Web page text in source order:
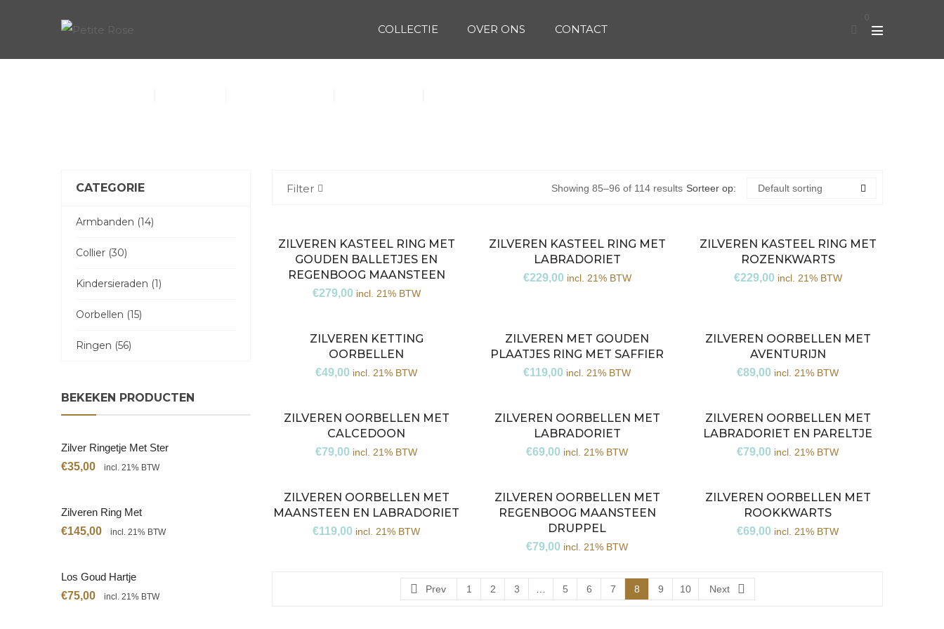
COLLECTIE OVER ONS CONTACT
0
CATEGORIE
Armbanden (14)
Collier (30)
Kindersieraden (1)
Oorbellen (15)
Ringen (56)
BEKEKEN PRODUCTEN
Zilver Ringetje Met Ster
€35,00 incl. 21% BTW
Zilveren Ring Met
Citrien
€145,00 incl. 21% BTW
Los Goud Hartje
€75,00 incl. 21% BTW
Showing 85–96 of 114 results
Filter Sorteer op: Default sorting
ZILVEREN KASTEEL RING MET
GOUDEN BALLETJES EN
REGENBOOG MAANSTEEN
€279,00 incl. 21% BTW
ZILVEREN KASTEEL RING MET
LABRADORIET
€229,00 incl. 21% BTW
ZILVEREN KASTEEL RING MET
ROZENKWARTS
€229,00 incl. 21% BTW
ZILVEREN KETTING
OORBELLEN
€49,00 incl. 21% BTW
ZILVEREN MET GOUDEN
PLAATJES RING MET SAFFIER
€119,00 incl. 21% BTW
ZILVEREN OORBELLEN MET
AVENTURIJN
€89,00 incl. 21% BTW
ZILVEREN OORBELLEN MET
CALCEDOON
€79,00 incl. 21% BTW
ZILVEREN OORBELLEN MET
LABRADORIET
€69,00 incl. 21% BTW
ZILVEREN OORBELLEN MET
LABRADORIET EN PARELTJE
€79,00 incl. 21% BTW
ZILVEREN OORBELLEN MET
MAANSTEEN EN LABRADORIET
€119,00 incl. 21% BTW
ZILVEREN OORBELLEN MET
REGENBOOG MAANSTEEN
DRUPPEL
€79,00 incl. 21% BTW
ZILVEREN OORBELLEN MET
ROOKKWARTS
€69,00 incl. 21% BTW
Prev 1 2 3 5 6 7 8 9 10 Next